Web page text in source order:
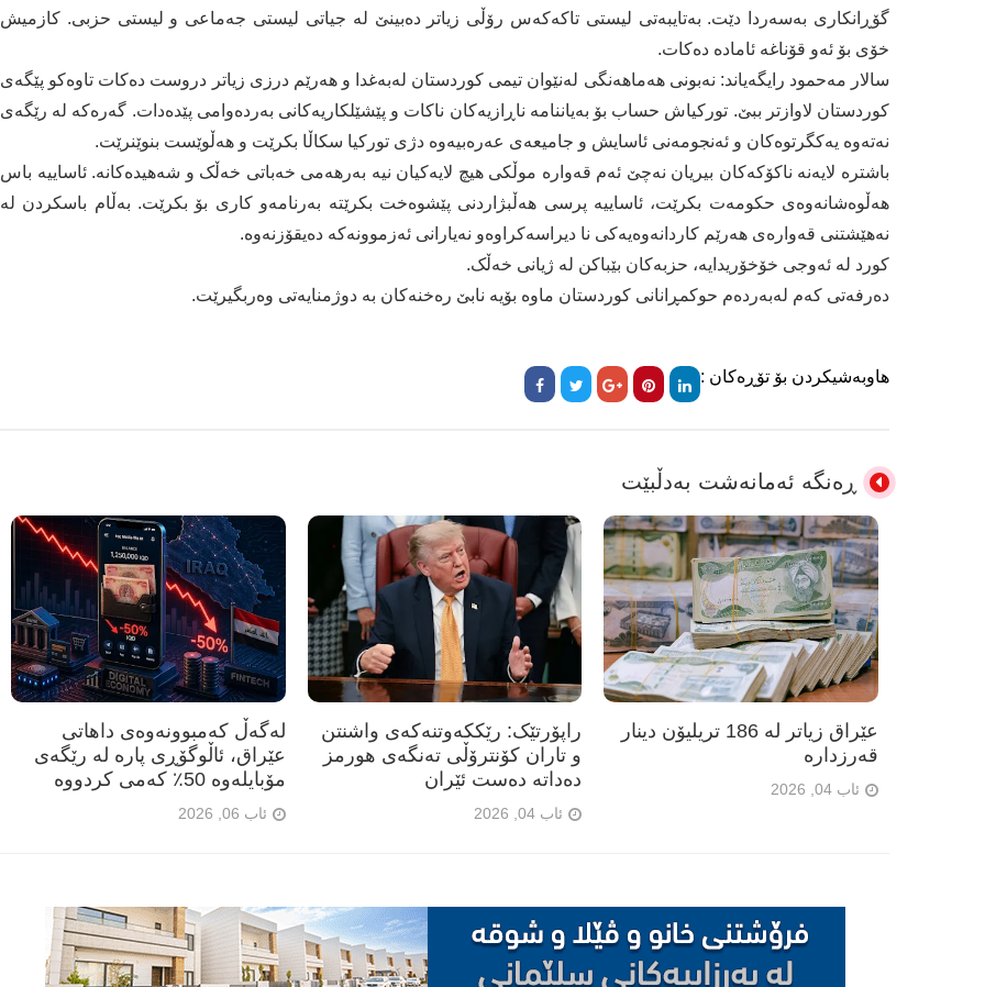
گۆڕانکاری بەسەردا دێت. بەتایبەتی لیستی تاکەکەس رۆڵی زیاتر دەبینێ لە جیاتی لیستی جەماعی و لیستی حزبی. کازمیش
خۆی بۆ ئەو قۆناغە ئامادە دەکات.
سالار مەحمود رایگەیاند: نەبونی هەماهەنگی لەنێوان تیمی کوردستان لەبەغدا و هەرێم درزی زیاتر دروست دەکات تاوەکو پێگەی
کوردستان لاوازتر ببێ. تورکیاش حساب بۆ بەیاننامە ناڕازیەکان ناکات و پێشێلکاریەکانی بەردەوامی پێدەدات. گەرەکە لە رێگەی
نەتەوە یەکگرتوەکان و ئەنجومەنی ئاسایش و جامیعەی عەرەبیەوە دژی تورکیا سکاڵا بکرێت و هەڵوێست بنوێنرێت.
باشترە لایەنە ناکۆکەکان بیریان نەچێ ئەم قەوارە موڵکی هیچ لایەکیان نیە بەرهەمی خەباتی خەڵک و شەهیدەکانە. ئاساییە باس
هەڵوەشانەوەی حکومەت بکرێت، ئاساییە پرسی هەڵبژاردنی پێشوەخت بکرێتە بەرنامەو کاری بۆ بکرێت. بەڵام باسکردن لە
نەهێشتنی قەوارەی هەرێم کاردانەوەیەکی نا دیراسەکراوەو نەیارانی ئەزموونەکە دەیقۆزنەوە.
کورد لە ئەوجی خۆخۆریدایە، حزبەکان بێباکن لە ژیانی خەڵک.
دەرفەتی کەم لەبەردەم حوکمڕانانی کوردستان ماوە بۆیە نابێ رەخنەکان بە دوژمنایەتی وەربگیرێت.
هاوبەشیکردن بۆ تۆڕەکان :
ڕەنگە ئەمانەشت بەدڵبێت
لەگەڵ کەمبوونەوەی داهاتی
عێراق، ئاڵوگۆڕی پارە لە رێگەی
مۆبایلەوە 50٪ کەمی کردووە
ئاب 06, 2026
راپۆرتێک: رێککەوتنەکەی واشنتن
و تاران کۆنترۆڵی تەنگەی هورمز
دەداتە دەست ئێران
ئاب 04, 2026
عێراق زیاتر لە 186 تریلیۆن دینار
قەرزدارە
ئاب 04, 2026